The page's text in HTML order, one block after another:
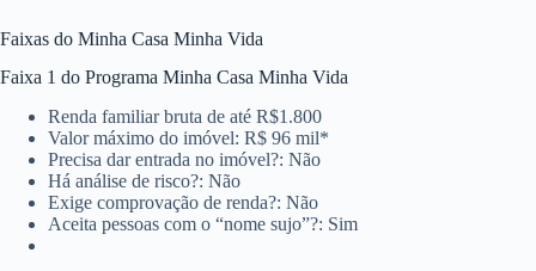
Faixas do Minha Casa Minha Vida
Faixa 1 do Programa Minha Casa Minha Vida
Renda familiar bruta de até R$1.800
Valor máximo do imóvel: R$ 96 mil*
Precisa dar entrada no imóvel?: Não
Há análise de risco?: Não
Exige comprovação de renda?: Não
Aceita pessoas com o “nome sujo”?: Sim